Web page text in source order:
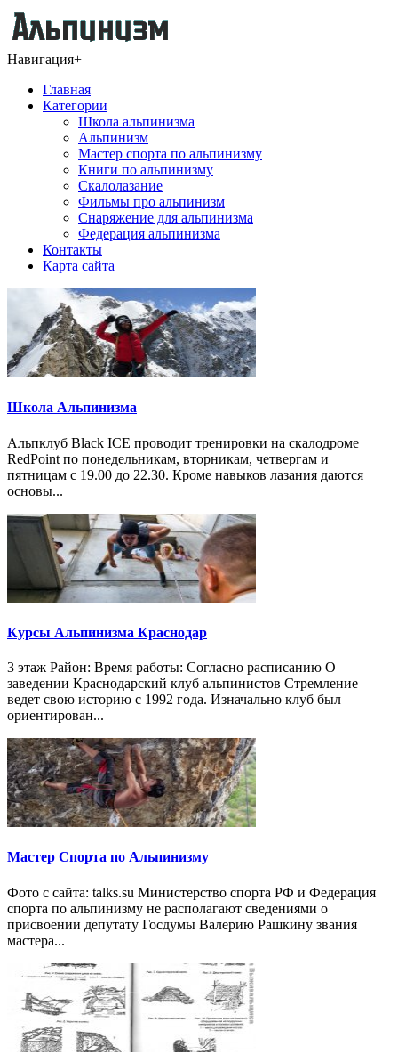
Навигация+
Главная
Категории
Школа альпинизма
Альпинизм
Мастер спорта по альпинизму
Книги по альпинизму
Скалолазание
Фильмы про альпинизм
Снаряжение для альпинизма
Федерация альпинизма
Контакты
Карта сайта
Школа Альпинизма
Альпклуб Black ICE проводит тренировки на скалодроме
RedPoint по понедельникам, вторникам, четвергам и
пятницам с 19.00 до 22.30. Кроме навыков лазания даются
основы...
Курсы Альпинизма Краснодар
3 этаж Район: Время работы: Согласно расписанию О
заведении Краснодарский клуб альпинистов Стремление
ведет свою историю с 1992 года. Изначально клуб был
ориентирован...
Мастер Спорта по Альпинизму
Фото с сайта: talks.su Министерство спорта РФ и Федерация
спорта по альпинизму не располагают сведениями о
присвоении депутату Госдумы Валерию Рашкину звания
мастера...